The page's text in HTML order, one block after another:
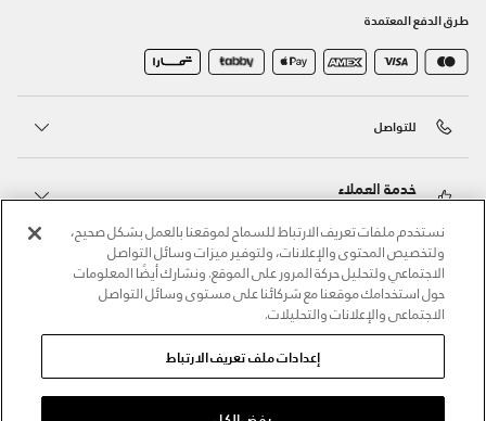
طرق الدفع المعتمدة
للتواصل
خدمة العملاء
حول أندر آرمر
أندر آرمر على الشبكات الاجتماعية
نستخدم ملفات تعريف الارتباط للسماح لموقعنا بالعمل بشكل صحيح،
ولتخصيص المحتوى والإعلانات، ولتوفير ميزات وسائل التواصل
الاجتماعي ولتحليل حركة المرور على الموقع. ونشارك أيضًا المعلومات
حول استخدامك موقعنا مع شركائنا على مستوى وسائل التواصل
الاجتماعي والإعلانات والتحليلات.
إعدادات ملف تعريف الارتباط